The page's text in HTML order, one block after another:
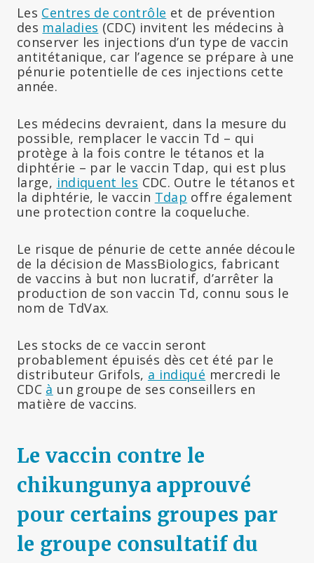
Les Centres de contrôle et de prévention
des maladies (CDC) invitent les médecins à
conserver les injections d’un type de vaccin
antitétanique, car l’agence se prépare à une
pénurie potentielle de ces injections cette
année.
Les médecins devraient, dans la mesure du
possible, remplacer le vaccin Td – qui
protège à la fois contre le tétanos et la
diphtérie – par le vaccin Tdap, qui est plus
large, indiquent les CDC. Outre le tétanos et
la diphtérie, le vaccin Tdap offre également
une protection contre la coqueluche.
Le risque de pénurie de cette année découle
de la décision de MassBiologics, fabricant
de vaccins à but non lucratif, d’arrêter la
production de son vaccin Td, connu sous le
nom de TdVax.
Les stocks de ce vaccin seront
probablement épuisés dès cet été par le
distributeur Grifols, a indiqué mercredi le
CDC à un groupe de ses conseillers en
matière de vaccins.
Le vaccin contre le
chikungunya approuvé
pour certains groupes par
le groupe consultatif du